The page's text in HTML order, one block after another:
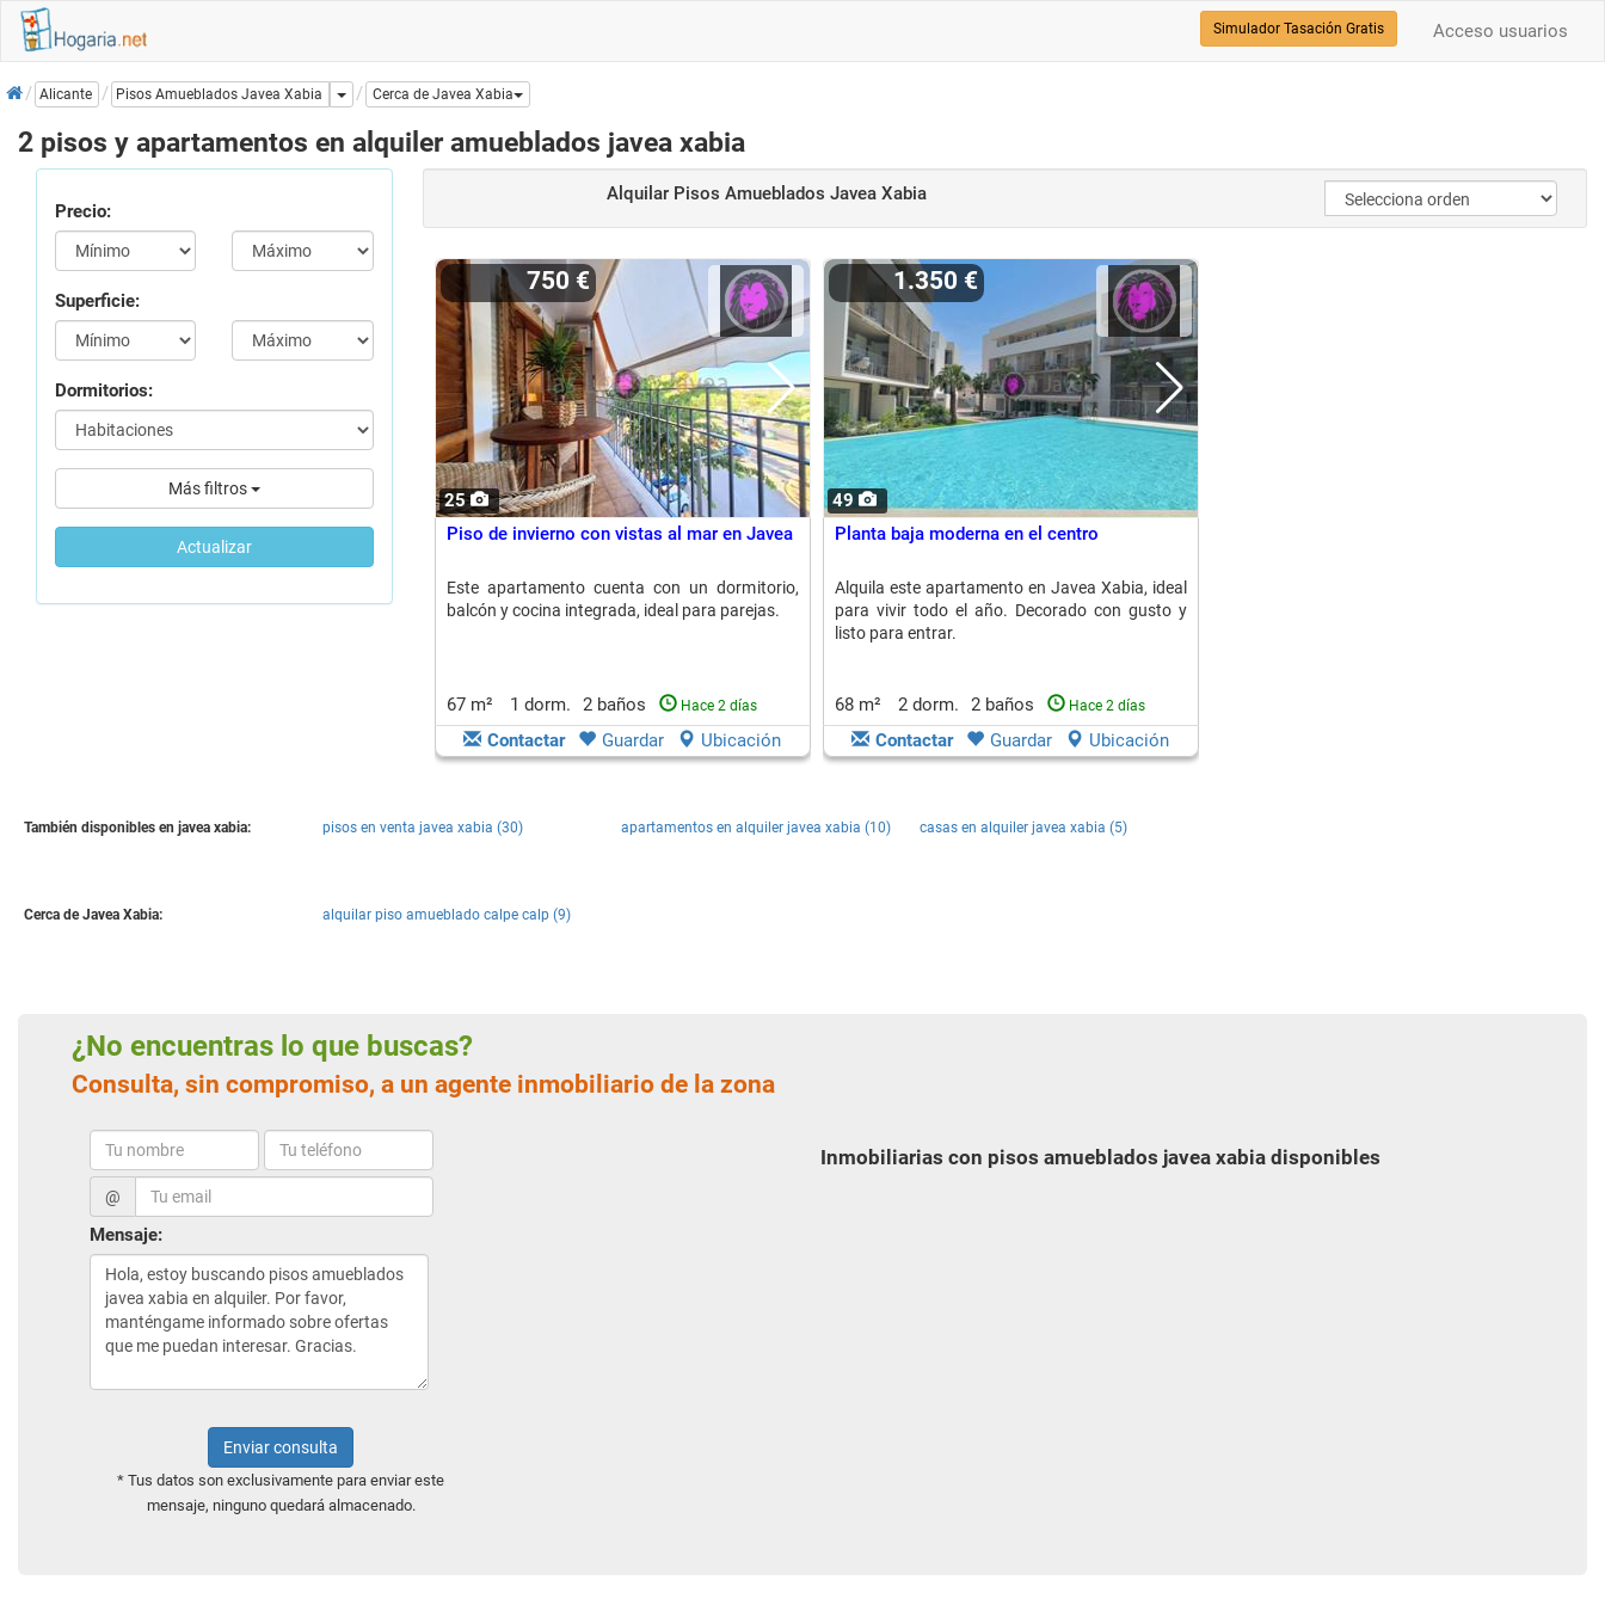
Acceso usuarios
Simulador Tasación Gratis
InicioAlicante Pisos Amueblados Javea Xabia Dropdown
Cerca de Javea Xabia
2 pisos y apartamentos en alquiler amueblados javea xabia
Precio:
Superficie:
Dormitorios:
Más filtros
Actualizar
Alquilar Pisos Amueblados Javea Xabia
25
750 €
Piso de invierno con vistas al mar en Javea
Este apartamento cuenta con un dormitorio,
balcón y cocina integrada, ideal para parejas.
67 m² 1 dorm. 2 baños Hace 2 días
Contactar Guardar Ubicación
49
1.350 €
Planta baja moderna en el centro
Alquila este apartamento en Javea Xabia, ideal
para vivir todo el año. Decorado con gusto y
listo para entrar.
68 m² 2 dorm. 2 baños Hace 2 días
Contactar Guardar Ubicación
También disponibles en javea xabia: pisos en venta javea xabia (30) apartamentos en alquiler javea xabia (10) casas en alquiler javea xabia (5)
Cerca de Javea Xabia: alquilar piso amueblado calpe calp (9)
¿No encuentras lo que buscas?
Consulta, sin compromiso, a un agente inmobiliario de la zona
@
Mensaje:
Enviar consulta
* Tus datos son exclusivamente para enviar este
mensaje, ninguno quedará almacenado.
Inmobiliarias con pisos amueblados javea xabia disponibles